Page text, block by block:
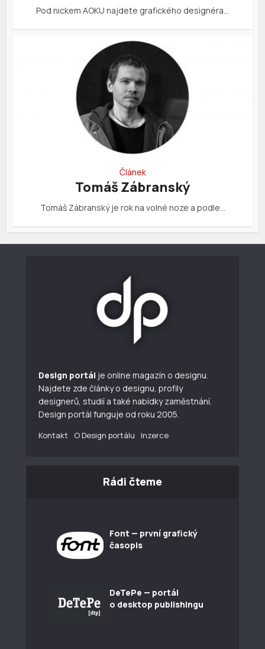
Pod nickem AOKU najdete grafického designéra…
Článek
Tomáš Zábranský
Tomáš Zábranský je rok na volné noze a podle…
Design portál je online magazín o designu.
Najdete zde články o designu, profily
designerů, studií a také nabídky zaměstnání.
Design portál funguje od roku 2005.
Kontakt O Design portálu Inzerce
Rádi čteme
Font — první grafický
časopis
DeTePe — portál
o desktop publishingu